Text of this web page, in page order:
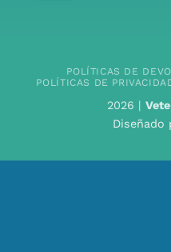
POLÍTICAS DE
POLÍTICAS DE
2026 |
Diseñado